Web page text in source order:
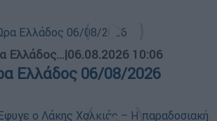
Ελλάδος...|06.08.2026 10:06
Ελλάδος 06/08/2026